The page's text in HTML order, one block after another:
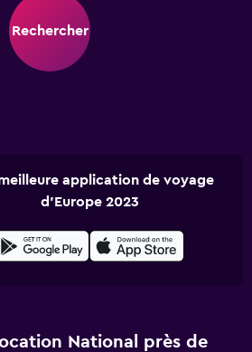
Rechercher
application de voyage
d'Europe 2023
National près de